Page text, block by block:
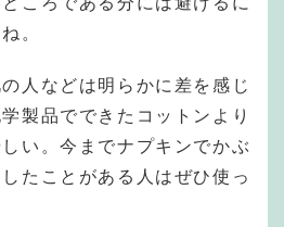
。
人などは明らかに差を感じ
製品でできたコットンより
い。今までナプキンでかぶ
たことがある人はぜひ使っ